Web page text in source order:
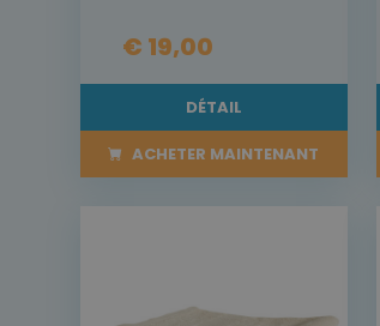
€ 19,00
DÉTAIL
ACHETER MAINTENANT